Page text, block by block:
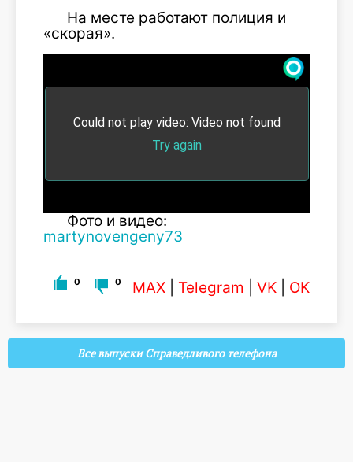
На месте работают полиция и
«скорая».
Фото и видео:
martynovengeny73
0 0 MAX Telegram VK OK
Все выпуски Справедливого телефона